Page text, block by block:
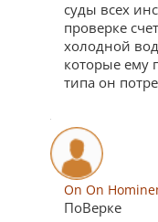
суды всех
проверке
холодной
которые ему
типа он
On On
ПоВерке